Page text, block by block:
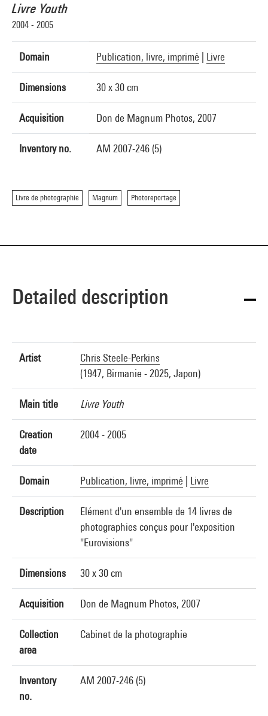
Livre Youth
2004 - 2005
Domain Publication, livre, imprimé Livre
Dimensions 30 x 30 cm
Acquisition Don de Magnum Photos, 2007
Inventory no. AM 2007-246 (5)
Livre de photographie Magnum Photoreportage
Detailed description
Artist
Chris Steele-Perkins
(1947, Birmanie - 2025, Japon)
Main title Livre Youth
Creation
date
2004 - 2005
Domain Publication, livre, imprimé Livre
Description
Elément d'un ensemble de 14 livres de
photographies conçus pour l'exposition
"Eurovisions"
Dimensions 30 x 30 cm
Acquisition Don de Magnum Photos, 2007
Collection
area
Cabinet de la photographie
Inventory
no.
AM 2007-246 (5)